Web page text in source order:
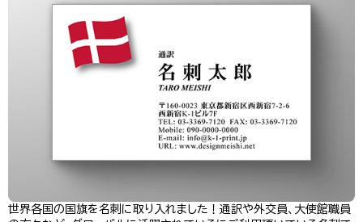
世界各国の国旗を名刺に取り入れました！通訳や外交員、大使館職員